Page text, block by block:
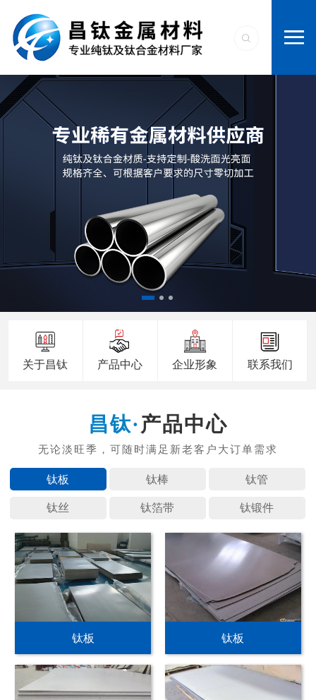
关于昌钛 产品中心 企业形象 联系我们
产品中心
钛板 钛棒 钛管
钛丝 钛箔带 钛锻件
钛板 钛板